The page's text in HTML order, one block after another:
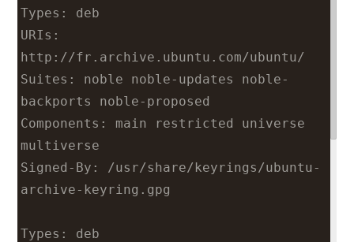
Types: deb
URIs:
http://fr.archive.ubuntu.com/ubuntu/
Suites: noble noble-updates noble-
backports noble-proposed
Components: main restricted universe
multiverse
Signed-By: /usr/share/keyrings/ubuntu-
archive-keyring.gpg
Types: deb